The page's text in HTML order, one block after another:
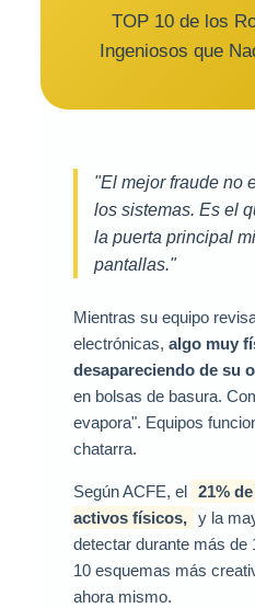
TOP 10 de los
Ingeniosos que
"El mejor fraude no
los sistemas. Es el
la puerta principal
pantallas."
Mientras su equipo
electrónicas, algo muy
desapareciendo de su
en bolsas de basura.
evapora". Equipos
chatarra.
Según ACFE, el 21%
activos físicos, y la
detectar durante más
10 esquemas más
ahora mismo.